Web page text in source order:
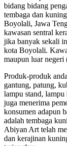
bidang bidang
tembaga dan
Boyolali, Jawa
kawasan sentral
jika banyak sekali
kota Boyolali.
maupun luar negeri
Produk-produk
gantung, patung,
lampu stand,
juga menerima
konsumen adapun
adalah tembaga
Abiyan Art telah
dan kerajinan